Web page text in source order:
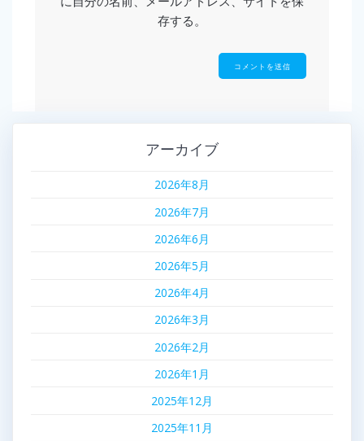
存する。
アーカイブ
2026年8月
2026年7月
2026年6月
2026年5月
2026年4月
2026年3月
2026年2月
2026年1月
2025年12月
2025年11月